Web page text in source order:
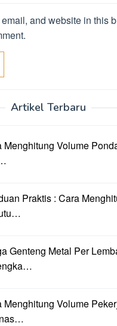
and website in this
Artikel Terbaru
Menghitung Volume
Praktis : Cara
Genteng Metal Per
Menghitung Volume